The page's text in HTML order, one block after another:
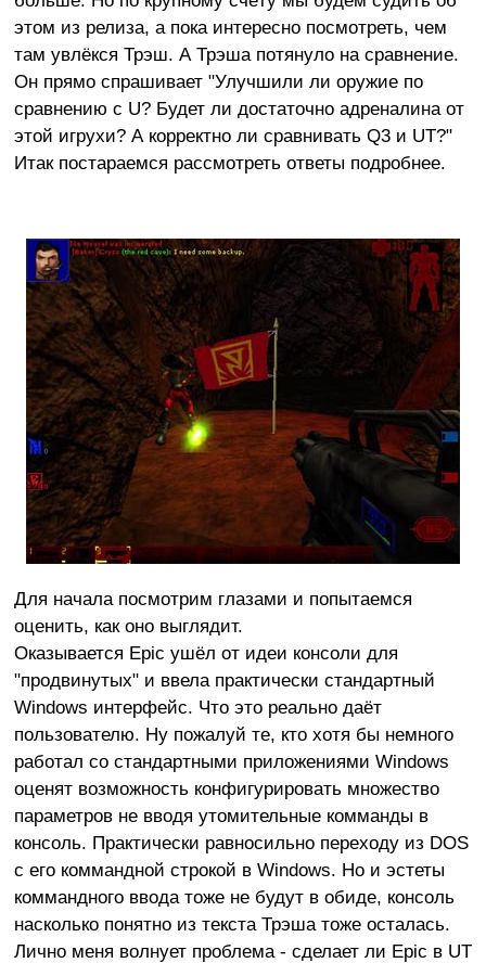
этом из релиза, а пока интересно посмотреть, чем
там увлёкся Трэш. А Трэша потянуло на сравнение.
Он прямо спрашивает "Улучшили ли оружие по
сравнению с U? Будет ли достаточно адреналина от
этой игрухи? А корректно ли сравнивать Q3 и UT?"
Итак постараемся рассмотреть ответы подробнее.
Для начала посмотрим глазами и попытаемся
оценить, как оно выглядит.
Оказывается Epic ушёл от идеи консоли для
"продвинутых" и ввела практически стандартный
Windows интерфейс. Что это реально даёт
пользователю. Ну пожалуй те, кто хотя бы немного
работал со стандартными приложениями Windows
оценят возможность конфигурировать множество
параметров не вводя утомительные комманды в
консоль. Практически равносильно переходу из DOS
с его коммандной строкой в Windows. Но и эстеты
коммандного ввода тоже не будут в обиде, консоль
насколько понятно из текста Трэша тоже осталась.
Лично меня волнует проблема - сделает ли Epic в UT